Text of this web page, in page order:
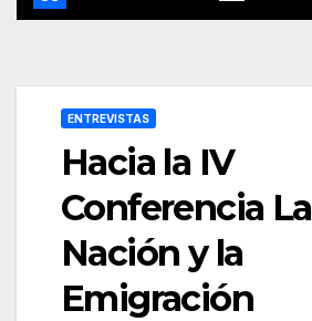
ENTREVISTAS
Hacia la IV
Conferencia La
Nación y la
Emigración